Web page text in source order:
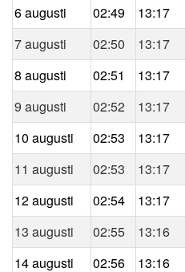
6 augusti
02:49 13:17
7 augusti
02:50 13:17
8 augusti
02:51 13:17
9 augusti
02:52 13:17
10 augusti
02:53 13:17
11 augusti
02:53 13:17
12 augusti
02:54 13:17
13 augusti
02:55 13:16
14 augusti
02:56 13:16